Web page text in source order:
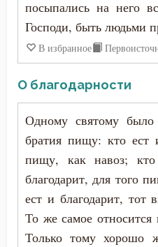
Красота
Крестное знамение
Лицемерие
Ложь
Мир
Иоанн Карпафский
Иоанн Кассиан
Иоанн Кронштадтский
Иоанн Лествичник
Иоанн Мосх
Иосиф Оптинский
Ириней Лионский
посыпались на него
Господи, быть людьми
В избранное
О благодарности
Одному святому
братия пищу: кто ест
пищу, как навоз;
благодарит, для того
ест и благодарит,
То же самое
Только тому хорошо